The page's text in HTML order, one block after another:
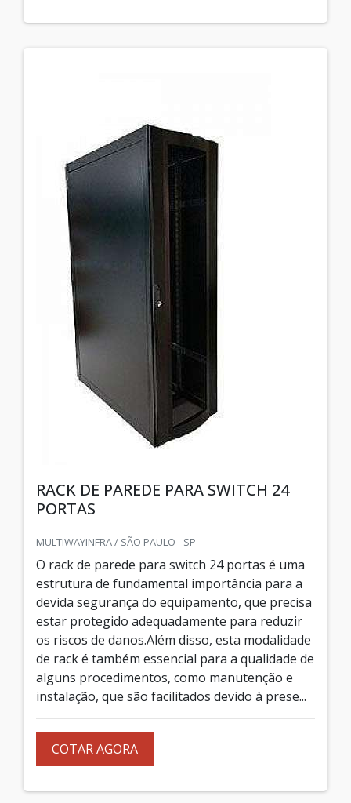
RACK DE PAREDE PARA SWITCH 24
PORTAS
MULTIWAYINFRA / SÃO PAULO - SP
O rack de parede para switch 24 portas é uma
estrutura de fundamental importância para a
devida segurança do equipamento, que precisa
estar protegido adequadamente para reduzir
os riscos de danos.Além disso, esta modalidade
de rack é também essencial para a qualidade de
alguns procedimentos, como manutenção e
instalação, que são facilitados devido à prese...
COTAR AGORA